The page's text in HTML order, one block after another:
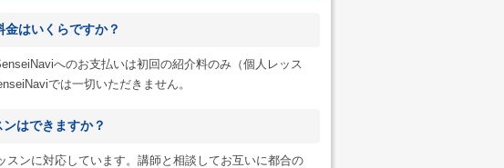
はいくらですか？
へのお支払いは初回の紹介料のみ（個人レッス
では一切いただきません。
はできますか？
ンに対応しています。講師と相談してお互いに都合の